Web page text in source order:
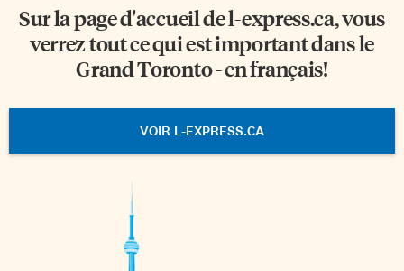
Sur la page d'accueil del-express.ca, vous
verrez tout ce qui est important dans le
Grand Toronto - en français!
VOIR L-EXPRESS.CA